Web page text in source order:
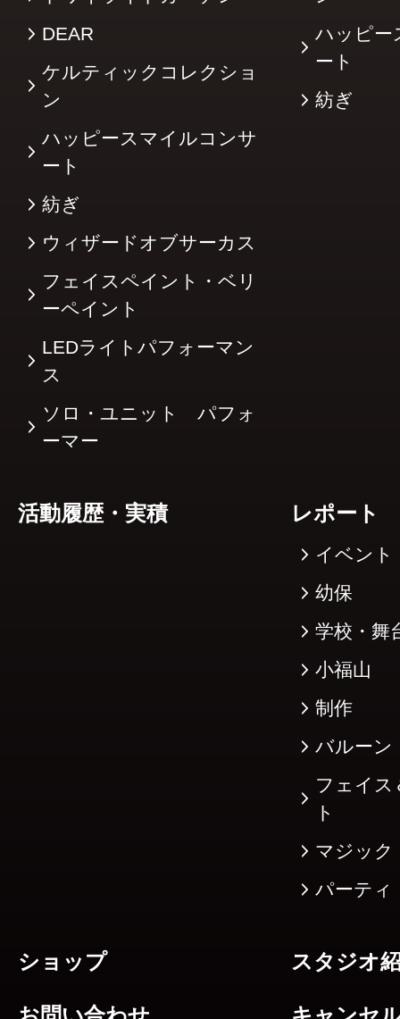
DEAR
ケルティックコレクショ
ン
ハッピースマイルコンサ
ート
紡ぎ
ウィザードオブサーカス
フェイスペイント・ベリ
ーペイント
LEDライトパフォーマン
ス
ソロ・ユニット パフォ
ーマー
ハッピー
ート
紡ぎ
活動履歴・実積 レポート
イベント
幼保
学校・舞
小福山
制作
バルーン
フェイス
ト
マジック
パーティ
ショップ スタジオ